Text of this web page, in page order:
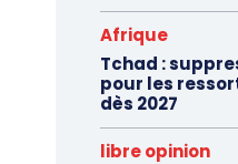
Afrique
Tchad :
pour les
dès 2027
libre opinion